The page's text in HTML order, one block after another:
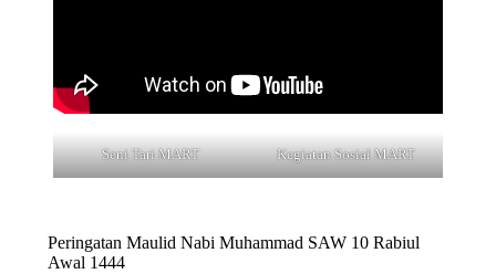
Seni Tari MART Kegiatan Sosial MART
Peringatan Maulid Nabi Muhammad SAW 10 Rabiul
Awal 1444